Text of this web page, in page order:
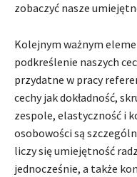
zobaczyć nasze
Kolejnym ważnym
podkreślenie naszych
przydatne w pracy
cechy jak dokładność,
zespole, elastyczność i
osobowości są
liczy się umiejętność
jednocześnie, a także